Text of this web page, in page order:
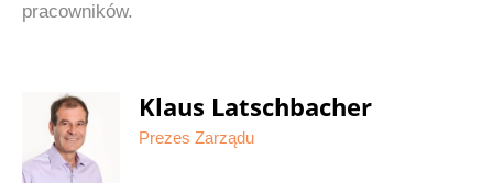
pracowników.
Klaus Latschbacher
Prezes Zarządu